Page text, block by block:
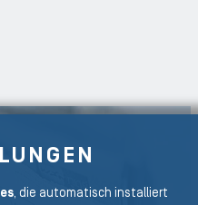
, die automatisch installiert